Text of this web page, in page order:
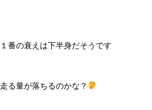
１番の衰えは下半身だそうです
走る量が落ちるのかな？